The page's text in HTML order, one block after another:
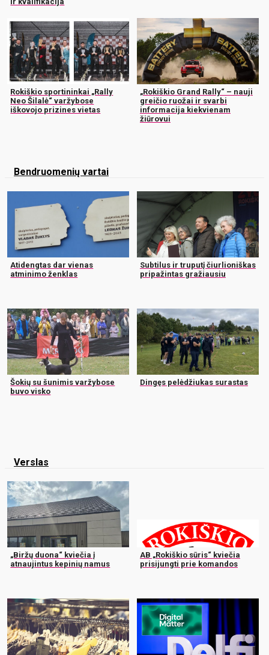
Rokiškio sportininkai „Rally
Neo Šilalė“ varžybose
iškovojo prizines vietas
„Rokiškio Grand Rally“ – nauji
greičio ruožai ir svarbi
informacija kiekvienam
žiūrovui
Bendruomenių vartai
Atidengtas dar vienas
atminimo ženklas
Subtilus ir truputį čiurlioniškas
pripažintas gražiausiu
Šokių su šunimis varžybose
buvo visko
Dingęs pelėdžiukas surastas
Verslas
„Biržų duona“ kviečia į
atnaujintus kepinių namus
AB „Rokiškio sūris“ kviečia
prisijungti prie komandos